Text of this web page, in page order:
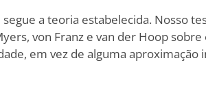
segue a teoria estabelecida. Nosso
von Franz e van der Hoop
em vez de alguma aproximação